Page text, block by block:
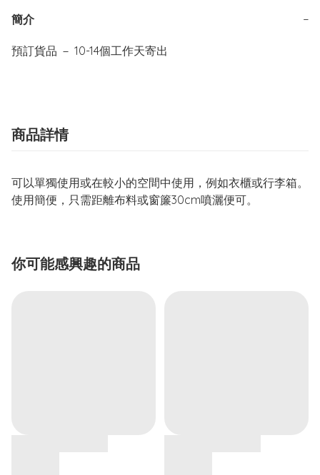
簡介 −
預訂貨品 － 10-14個工作天寄出
商品詳情
可以單獨使用或在較小的空間中使用，例如衣櫃或行李箱。
使用簡便，只需距離布料或窗簾30cm噴灑便可。
你可能感興趣的商品